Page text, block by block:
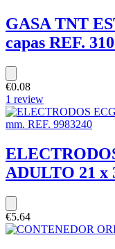
GASA TNT
capas REF.
€0.08
1 review
ADULTO 21 x
€5.64